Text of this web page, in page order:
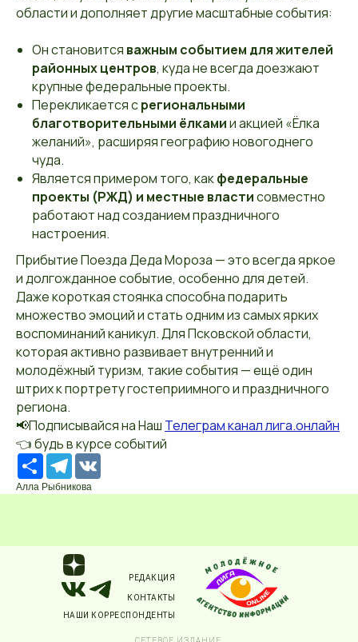
области и дополняет другие масштабные события:
Он становится важным событием для жителей
районных центров, куда не всегда доезжают
крупные федеральные проекты.
Перекликается срегиональными
благотворительными ёлкамии акцией «Ёлка
желаний», расширяя географию новогоднего
чуда.
Является примером того, какфедеральные
проекты (РЖД) и местные властисовместно
работают над созданием праздничного
настроения.
Прибытие Поезда Деда Мороза — это всегда яркое
и долгожданное событие, особенно для детей.
Даже короткая стоянка способна подарить
множество эмоций и стать одним из самых ярких
воспоминаний каникул. Для Псковской области,
которая активно развивает внутренний и
молодёжный туризм, такие события — ещё один
штрих к портрету гостеприимного и праздничного
региона.
📢Подписывайся на Наш Телеграм канал лига.онлайн
👈 будь в курсе событий
РесурсTelegram
Алла Рыбникова
КОНТАКТЫ
НАШИ КОРРЕСПОНДЕНТЫ
РЕДАКЦИЯ